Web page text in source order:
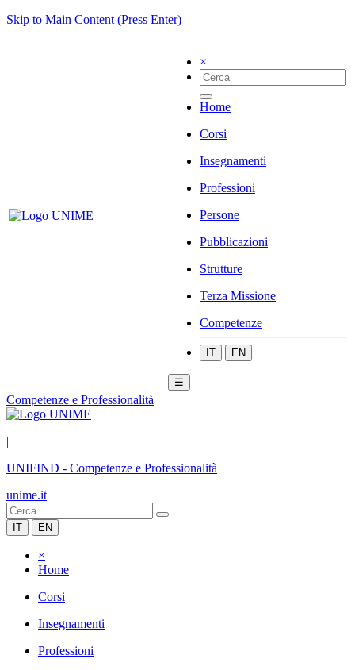
Skip to Main Content (Press Enter)
×
Home
Corsi
Insegnamenti
Professioni
Persone
Pubblicazioni
Strutture
Terza Missione
Competenze
IT EN
☰
Competenze e Professionalità
|
UNIFIND - Competenze e Professionalità
unime.it
IT EN
×
Home
Corsi
Insegnamenti
Professioni